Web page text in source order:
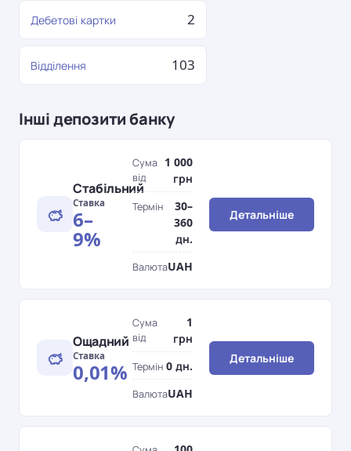
Дебетові картки 2
Відділення 103
Інші депозити банку
Стабільний
Ставка
6–
9%
Сума
від
1 000
грн
Термін
30–
360
дн.
ВалютаUAH
Детальніше
Ощадний
Ставка
0,01%
Сума
від
1
грн
Термін 0 дн.
ВалютаUAH
Детальніше